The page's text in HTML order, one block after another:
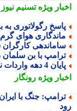
ویژهتسنیم نیوز
رگولاتوری به
هوای گرم تا
کارگران
با بن سلمان
واردات نفت از عربستان؛ آمریکا به سراغ ونزوئلا رفت
ویژهرونگار
جنگ با ایران